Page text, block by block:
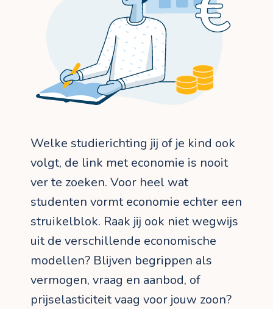
Welke studierichting jij of je kind ook
volgt, de link met economie is nooit
ver te zoeken. Voor heel wat
studenten vormt economie echter een
struikelblok. Raak jij ook niet wegwijs
uit de verschillende economische
modellen? Blijven begrippen als
vermogen, vraag en aanbod, of
prijselasticiteit vaag voor jouw zoon?